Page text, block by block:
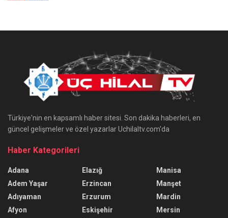
Türkiye'nin en kapsamlı haber sitesi. Son dakika haberleri, en
güncel gelişmeler ve özel yazarlar Uchilaltv.com'da
Haber Kategorileri
Adana
Adem Yaşar
Adıyaman
Afyon
Elazığ
Erzincan
Erzurum
Eskişehir
Manisa
Manşet
Mardin
Mersin